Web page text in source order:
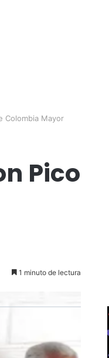
Colombia Mayor
Pico
1 minuto de lectura